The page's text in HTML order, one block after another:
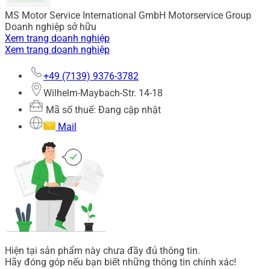
MS Motor Service International GmbH Motorservice Group
Doanh nghiệp sở hữu
Xem trang doanh nghiệp
Xem trang doanh nghiệp
+49 (7139) 9376-3782
Wilhelm-Maybach-Str. 14-18
Mã số thuế: Đang cập nhật
Mail
Hiện tại sản phẩm này chưa đầy đủ thông tin.
Hãy đóng góp nếu bạn biết những thông tin chính xác!